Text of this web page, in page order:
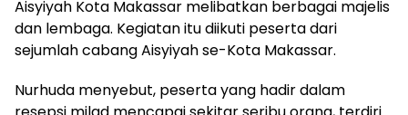
Aisyiyah Kota Makassar melibatkan berbagai majelis
dan lembaga. Kegiatan itu diikuti peserta dari
sejumlah cabang Aisyiyah se-Kota Makassar.
Nurhuda menyebut, peserta yang hadir dalam